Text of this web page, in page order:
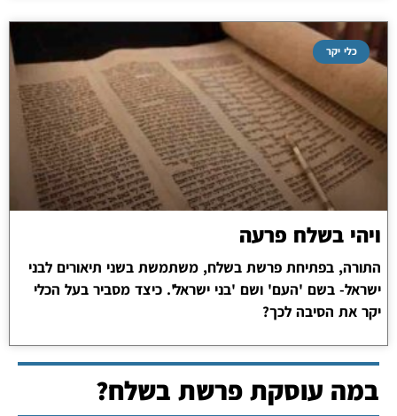
כלי יקר
ויהי בשלח פרעה
התורה, בפתיחת פרשת בשלח, משתמשת בשני תיאורים לבני
ישראל- בשם 'העם' ושם 'בני ישראל'. כיצד מסביר בעל הכלי
יקר את הסיבה לכך?
במה עוסקת פרשת בשלח?